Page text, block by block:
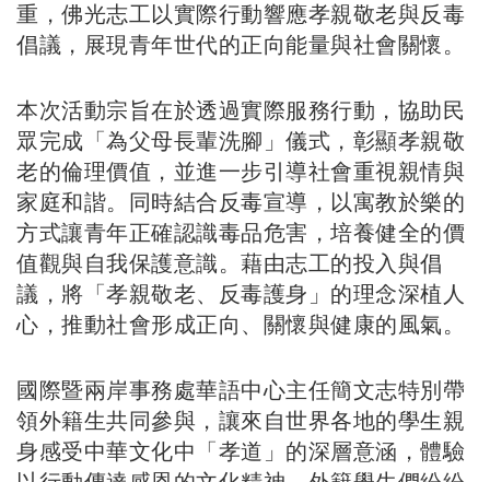
重，佛光志工以實際行動響應孝親敬老與反毒
倡議，展現青年世代的正向能量與社會關懷。
本次活動宗旨在於透過實際服務行動，協助民
眾完成「為父母長輩洗腳」儀式，彰顯孝親敬
老的倫理價值，並進一步引導社會重視親情與
家庭和諧。同時結合反毒宣導，以寓教於樂的
方式讓青年正確認識毒品危害，培養健全的價
值觀與自我保護意識。藉由志工的投入與倡
議，將「孝親敬老、反毒護身」的理念深植人
心，推動社會形成正向、關懷與健康的風氣。
國際暨兩岸事務處華語中心主任簡文志特別帶
領外籍生共同參與，讓來自世界各地的學生親
身感受中華文化中「孝道」的深層意涵，體驗